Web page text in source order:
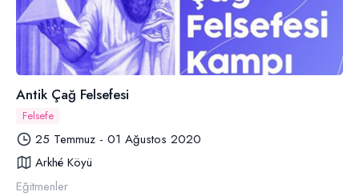
Antik Çağ Felsefesi
Felsefe
25 Temmuz - 01 Ağustos 2020
Arkhé Köyü
Eğitmenler